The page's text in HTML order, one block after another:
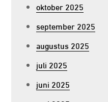
oktober 2025
september 2025
augustus 2025
juli 2025
juni 2025